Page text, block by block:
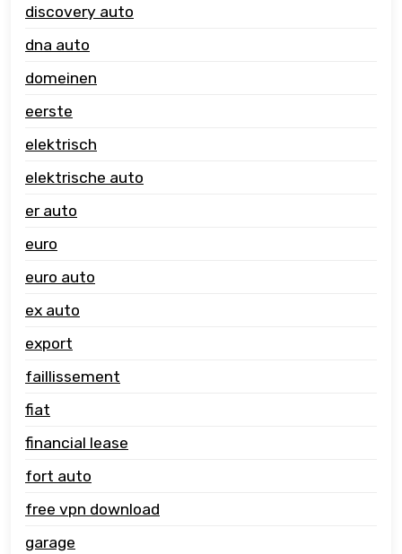
discovery auto
dna auto
domeinen
eerste
elektrisch
elektrische auto
er auto
euro
euro auto
ex auto
export
faillissement
fiat
financial lease
fort auto
free vpn download
garage